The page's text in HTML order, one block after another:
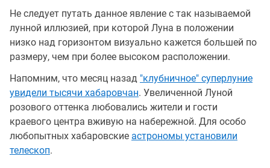
Не следует путать данное явление с так называемой
лунной иллюзией, при которой Луна в положении
низко над горизонтом визуально кажется большей по
размеру, чем при более высоком расположении.
Напомним, что месяц назад "клубничное" суперлуние
увидели тысячи хабаровчан. Увеличенной Луной
розового оттенка любовались жители и гости
краевого центра вживую на набережной. Для особо
любопытных хабаровские астрономы установили
телескоп.